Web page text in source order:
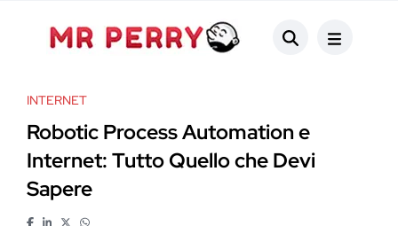
INTERNET
Robotic Process Automation e
Internet: Tutto Quello che Devi
Sapere